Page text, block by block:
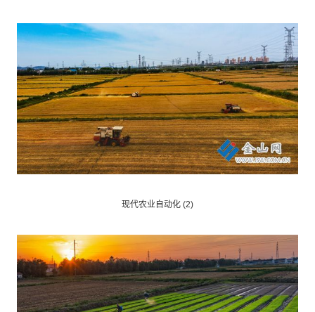
现代农业自动化 (2)